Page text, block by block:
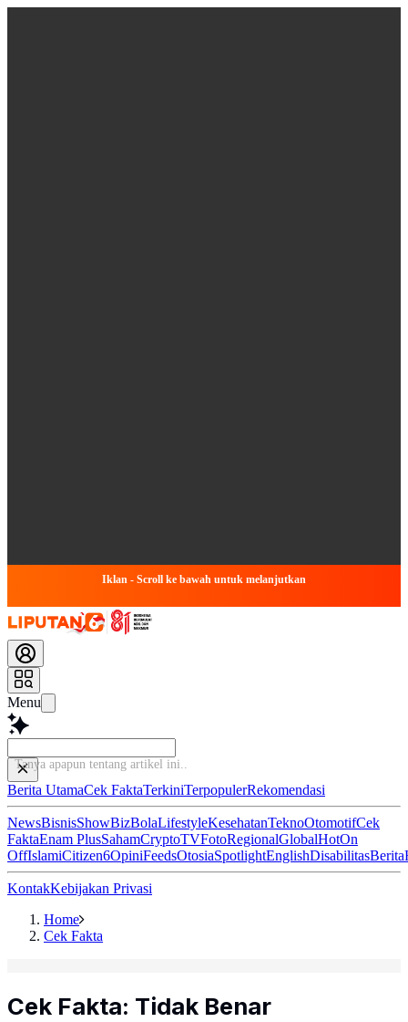
Iklan - Scroll ke bawah untuk melanjutkan
Menu
Tanya apapun tentang artikel
Berita UtamaCek FaktaTerkiniTerpopulerRekomendasi
NewsBisnisShowBizBolaLifestyleKesehatanTeknoOtomotifCek
FaktaEnam PlusSahamCryptoTVFotoRegionalGlobalHotOn
OffIslamiCitizen6OpiniFeedsOtosiaSpotlightEnglishDisabilitasBerita
KontakKebijakan Privasi
Home
Cek Fakta
Cek Fakta: Tidak Benar